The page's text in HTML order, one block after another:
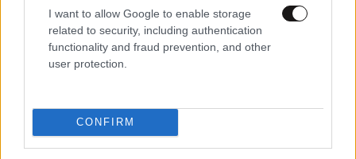
I want to allow Google to enable storage
related to security, including authentication
functionality and fraud prevention, and other
user protection.
CONFIRM
TRENDING